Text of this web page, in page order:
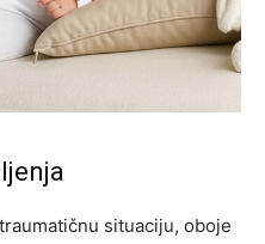
situaciju, oboje